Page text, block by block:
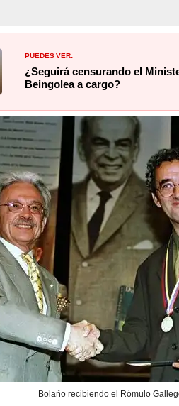
PUEDES VER:
¿Seguirá censurando el
Beingolea a cargo?
Bolaño recibiendo el Rómulo